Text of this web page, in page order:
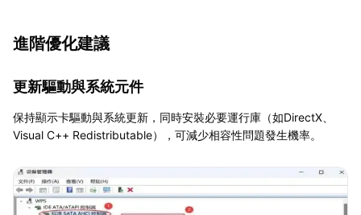
進階優化建議
更新驅動與系統元件
保持顯示卡驅動與系統更新，同時安裝必要運行庫（如DirectX、
Visual C++ Redistributable），可減少相容性問題發生機率。